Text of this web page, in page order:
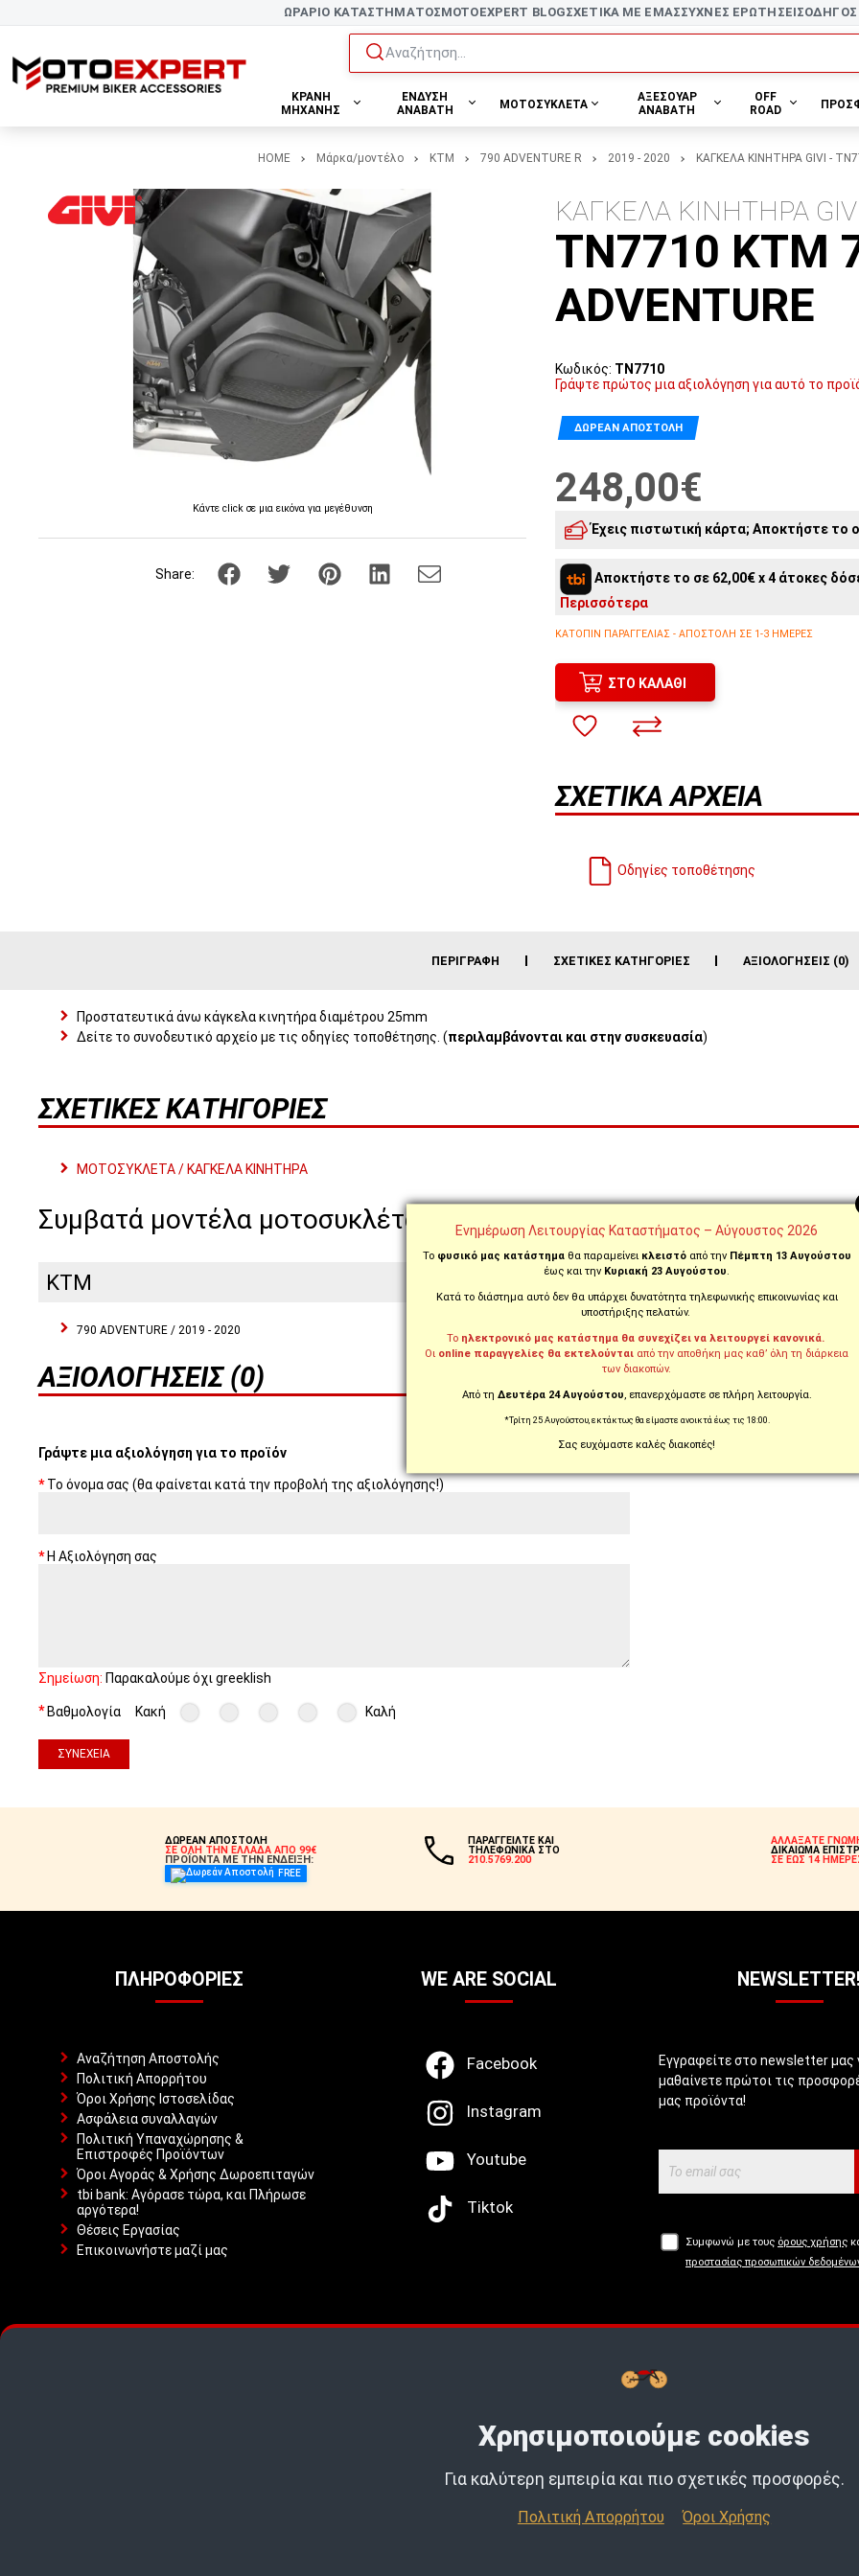
ΩΡΑΡΙΟ ΚΑΤΑΣΤΗΜΑΤΟΣMOTOEXPERT BLOGΣΧΕΤΙΚΑ ΜΕ ΕΜΑΣΣΥΧΝΕΣ ΕΡΩΤΗΣΕΙΣ
Αναζήτηση...
ΚΡΑΝΗ
ΜΗΧΑΝΗΣ
ΕΝΔΥΣΗ
ΑΝΑΒΑΤΗ
ΜΟΤΟΣΥΚΛΕΤΑ
ΑΞΕΣΟΥΑΡ
ΑΝΑΒΑΤΗ
OFF
ROAD
HOME Μάρκα/μοντέλο KTM 790 ADVENTURE R 2019 - 2020 ΚΑΓΚΕΛΑ ΚΙΝΗΤΗΡΑ GIVI -
Κάντε click σε μια εικόνα για μεγέθυνση
Share:
ΚΑΓΚΕΛΑ ΚΙΝΗΤΗΡΑ
TN7710 KTM
ADVENTURE
Κωδικός: TN7710
Γράψτε πρώτος μια αξιολόγηση για αυτό το
ΔΩΡΕΆΝ ΑΠΟΣΤΟΛΉ
248,00€
Έχεις πιστωτική κάρτα; Αποκτήστε το
6άτοκες δόσεις: 41,33€/ μήνα
5άτοκες δόσεις:
Αποκτήστε το σε 62,00€ x 4 άτοκες
Περισσότερα
ΚΑΤΌΠΙΝ ΠΑΡΑΓΓΕΛΊΑΣ - ΑΠΟΣΤΟΛΉ ΣΕ 1-3 ΗΜΈΡΕΣ
ΣΤΟ ΚΑΛΆΘΙ
ΣΧΕΤΙΚΆ ΑΡΧΕΊΑ
Οδηγίες τοποθέτησης
ΠΕΡΙΓΡΑΦΉ ΣΧΕΤΙΚΈΣ ΚΑΤΗΓΟΡΊΕΣ ΑΞΙΟΛΟΓΉΣΕΙΣ (0)
Προστατευτικά άνω κάγκελα κινητήρα διαμέτρου 25mm
Δείτε το συνοδευτικό αρχείο με τις οδηγίες τοποθέτησης. (περιλαμβάνονται και στην συσκευασία)
ΣΧΕΤΙΚΈΣ ΚΑΤΗΓΟΡΊΕΣ
ΜΟΤΟΣΥΚΛΕΤΑ / ΚΑΓΚΕΛΑ ΚΙΝΗΤΗΡΑ
Συμβατά μοντέλα μοτοσυκλέτας
KTM
790 ADVENTURE / 2019 - 2020
ΑΞΙΟΛΟΓΉΣΕΙΣ (0)
Γράψτε μια αξιολόγηση για το προϊόν
Το όνομα σας (θα φαίνεται κατά την προβολή της αξιολόγησης!)
Η Αξιολόγηση σας
Σημείωση: Παρακαλούμε όχι greeklish
Βαθμολογία Κακή Καλή
ΣΥΝΈΧΕΙΑ
ΔΩΡΕΑΝ ΑΠΟΣΤΟΛΗ
ΣΕ ΟΛΗ ΤΗΝ ΕΛΛΑΔΑ ΑΠΟ 99€
ΠΡΟΪΟΝΤΑ ΜΕ ΤΗΝ ΕΝΔΕΙΞΗ:
FREE
ΠΑΡΑΓΓΕΙΛΤΕ ΚΑΙ
ΤΗΛΕΦΩΝΙΚΑ ΣΤΟ
210.5769.200
ΑΛΛΑΞΑΤΕ
ΔΙΚΑΙΩΜΑ
ΣΕ ΕΩΣ 14
ΠΛΗΡΟΦΟΡΊΕΣ
Αναζήτηση Αποστολής
Πολιτική Απορρήτου
Όροι Χρήσης Ιστοσελίδας
Ασφάλεια συναλλαγών
Πολιτική Υπαναχώρησης &
Επιστροφές Προϊόντων
Όροι Αγοράς & Χρήσης Δωροεπιταγών
tbi bank: Αγόρασε τώρα, και Πλήρωσε
αργότερα!
Θέσεις Εργασίας
Επικοινωνήστε μαζί μας
WE ARE SOCIAL
Facebook
Instagram
Youtube
Tiktok
Εγγραφείτε στο newsletter μας
μαθαίνετε πρώτοι τις
μας προϊόντα!
Συμφωνώ με τους όρους χρήσης
προστασίας προσωπικών
Buy now, Pay later με
Ενημέρωση Λειτουργίας Καταστήματος – Αύγουστος 2026
Το φυσικό μας κατάστημαθα παραμείνει κλειστό από τηνΠέμπτη 13 Αυγούστου
έως και την Κυριακή 23 Αυγούστου.
Κατά το διάστημα αυτό δεν θα υπάρχει δυνατότητα τηλεφωνικής επικοινωνίας και
υποστήριξης πελατών.
Το ηλεκτρονικό μας κατάστημα θα συνεχίζει να λειτουργεί κανονικά.
Οι online παραγγελίες θα εκτελούνται από την αποθήκη μας καθ’ όλη τη διάρκεια
των διακοπών.
Από τη Δευτέρα 24 Αυγούστου, επανερχόμαστε σε πλήρη λειτουργία.
*Τρίτη 25 Αυγούστου, εκτάκτως θα είμαστε ανοικτά έως τις 18:00.
Σας ευχόμαστε καλές διακοπές!
Χρησιμοποιούμε cookies
Για καλύτερη εμπειρία και πιο σχετικές προσφορές.
Πολιτική Απορρήτου Όροι Χρήσης